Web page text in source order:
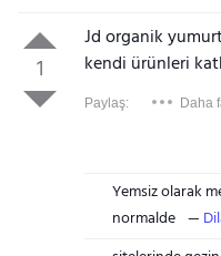
1
Jd organik
kendi ürünleri
Paylaş: Daha
Yemsiz olarak
normalde